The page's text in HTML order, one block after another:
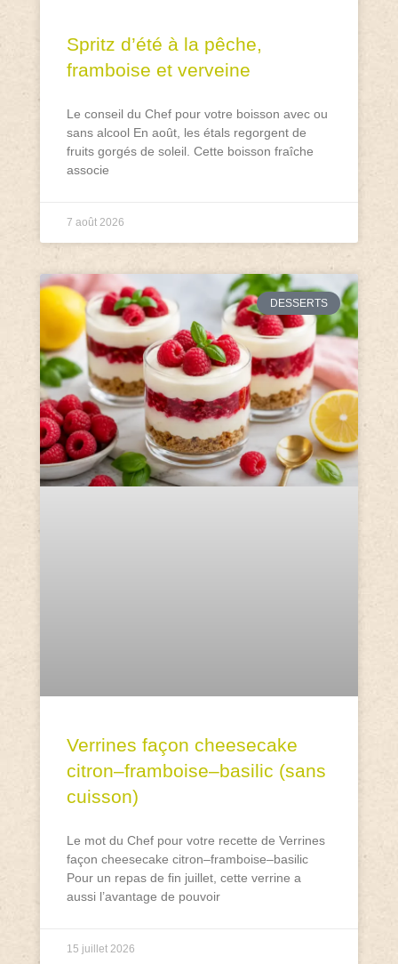
Spritz d’été à la pêche,
framboise et verveine
Le conseil du Chef pour votre boisson avec ou
sans alcool En août, les étals regorgent de
fruits gorgés de soleil. Cette boisson fraîche
associe
7 août 2026
DESSERTS
Verrines façon cheesecake
citron–framboise–basilic (sans
cuisson)
Le mot du Chef pour votre recette de Verrines
façon cheesecake citron–framboise–basilic
Pour un repas de fin juillet, cette verrine a
aussi l’avantage de pouvoir
15 juillet 2026